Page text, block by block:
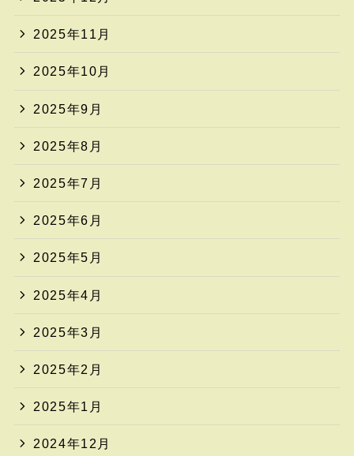
2025年11月
2025年10月
2025年9月
2025年8月
2025年7月
2025年6月
2025年5月
2025年4月
2025年3月
2025年2月
2025年1月
2024年12月